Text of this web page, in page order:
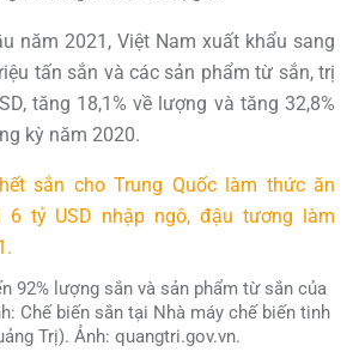
năm 2021, Việt Nam xuất khẩu sang
tấn sắn và các sản phẩm từ sắn, trị
tăng 18,1% về lượng và tăng 32,8%
kỳ năm 2020.
92% lượng sắn và sản phẩm từ sắn của
Chế biến sắn tại Nhà máy chế biến tinh
Trị). Ảnh: quangtri.gov.vn.